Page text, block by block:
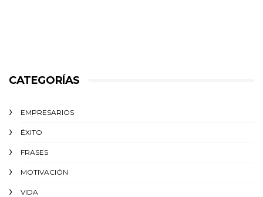
CATEGORÍAS
EMPRESARIOS
ÉXITO‬
FRASES
MOTIVACIÓN
VIDA